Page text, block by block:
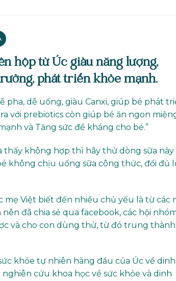
hộp từ Úc giàu năng lượng,
phát triển khỏe mạnh.
pha, dễ uống, giàu Canxi, giúp bé phát
với prebiotics còn giúp bé ăn ngon
và Tăng sức đề kháng cho bé.”
thấy không hợp thì hãy thử dòng sữa này
không chịu uống sữa công thức, đổi đủ
Việt biết đến nhiều chủ yếu là từ các
đã chia sẻ qua facebook, các hội
và cho con dùng thử, từ đó trung thành
khỏe tự nhiên hàng đầu của Úc về dinh
cứu khoa học về sức khỏe và dinh